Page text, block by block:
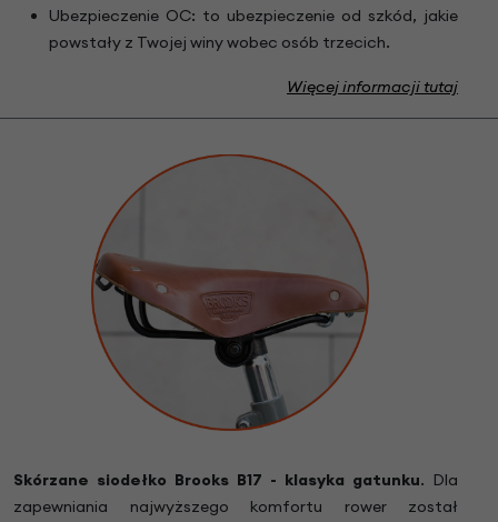
Ubezpieczenie OC: to ubezpieczenie od szkód, jakie
powstały z Twojej winy wobec osób trzecich.
Więcej informacji tutaj
Skórzane siodełko Brooks B17 - klasyka gatunku. Dla
zapewniania najwyższego komfortu rower został